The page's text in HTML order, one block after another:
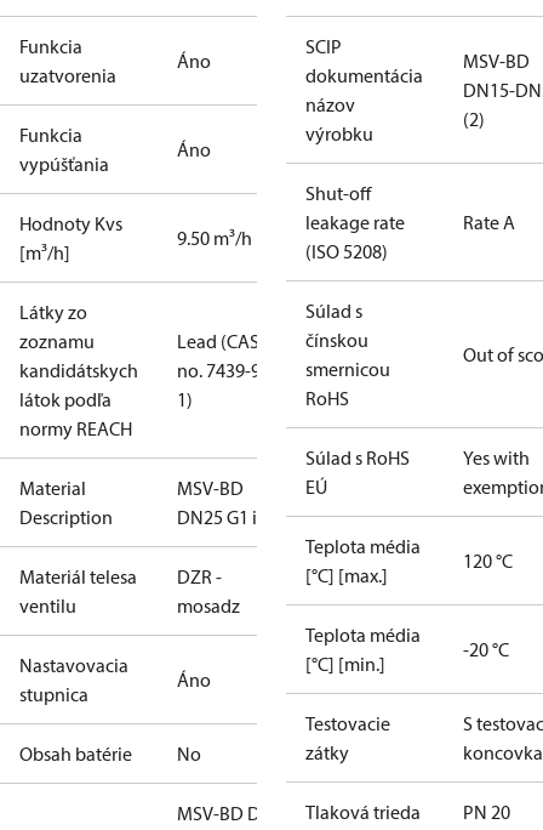
Funkcia
uzatvorenia
Áno
Funkcia
vypúšťania
Áno
Hodnoty Kvs
[m³/h]
9.50 m³/h
Látky zo
zoznamu
kandidátskych
látok podľa
normy REACH
Lead (CAS
no. 7439-92-
1)
Material
Description
MSV-BD
DN25 G1 int2
Materiál telesa
ventilu
DZR -
mosadz
Nastavovacia
stupnica
Áno
Obsah batérie No
MSV-BD DN 25,
SCIP
dokumentácia
názov
výrobku
MSV-BD
DN15-
(2)
Shut-off
leakage rate
(ISO 5208)
Rate A
Súlad s
čínskou
smernicou
RoHS
Out of
Súlad s RoHS
EÚ
Yes with
Teplota média
[°C] [max.]
120 °C
Teplota média
[°C] [min.]
-20 °C
Testovacie
zátky
S
Tlaková trieda PN 20